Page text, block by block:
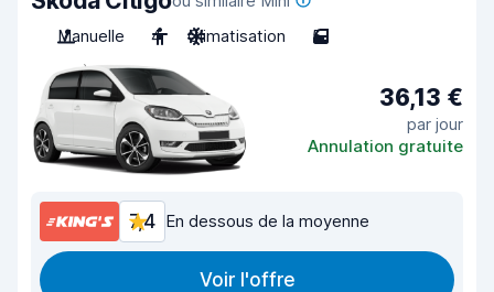
Manuelle
4 Climatisation 5
36,13 €
par jour
Annulation gratuite
7,4 En dessous de la moyenne
Voir l'offre